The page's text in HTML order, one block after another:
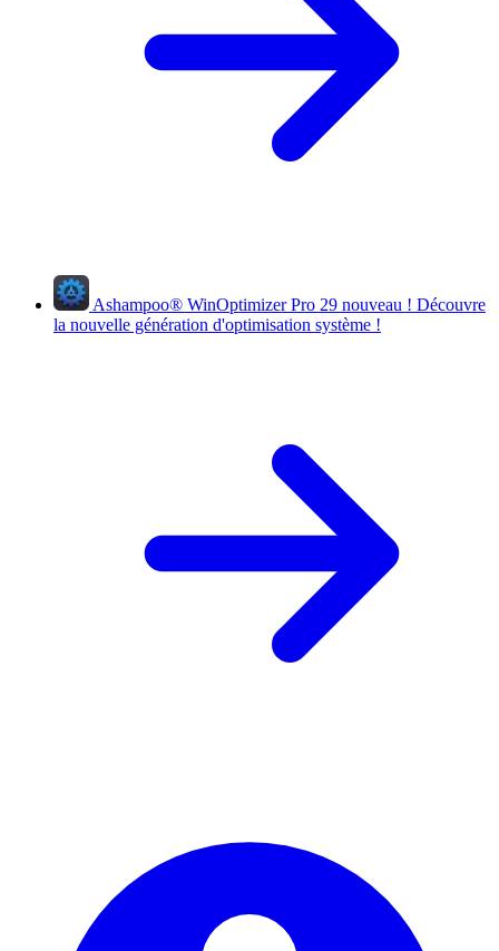
Ashampoo® WinOptimizer Pro 29 nouveau ! Découvre
la nouvelle génération d'optimisation système !